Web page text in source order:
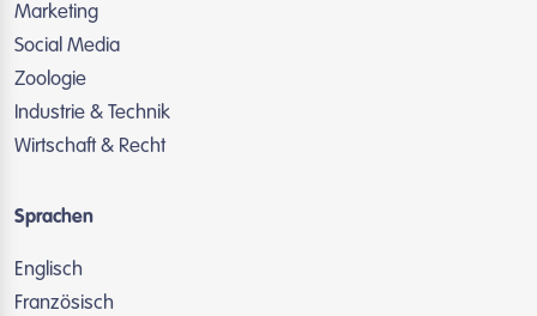
Marketing
Social Media
Zoologie
Industrie & Technik
Wirtschaft & Recht
Sprachen
Englisch
Französisch